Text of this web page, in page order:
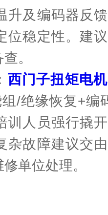
升及编码器反
位稳定性。建
。
西门子扭矩电
/绝缘恢复+编
训人员强行撬
杂故障建议交
单位处理。